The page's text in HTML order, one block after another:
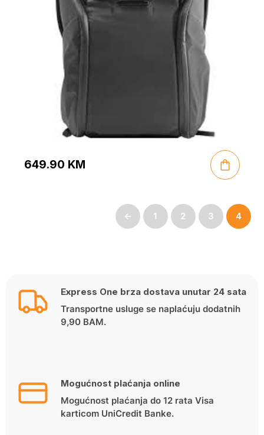
649.90 KM
← 1 2 3 4
Express One brza dostava unutar 24 sata
Transportne usluge se naplaćuju dodatnih
9,90 BAM.
Mogućnost plaćanja online
Mogućnost plaćanja do 12 rata Visa
karticom UniCredit Banke.